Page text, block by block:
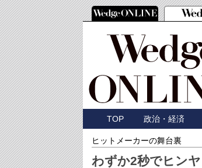
TOP 政治・経済
ヒットメーカーの舞台裏
わずか2秒でヒン